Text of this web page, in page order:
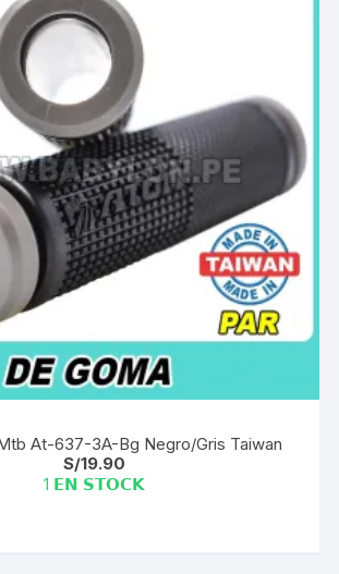
At-637-3A-Bg Negro/Gris Taiwan
S/19.90
1 𝗘𝗡 𝗦𝗧𝗢𝗖𝗞